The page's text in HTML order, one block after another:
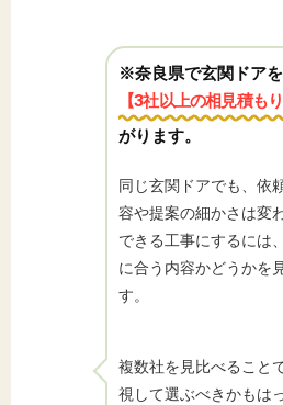
※奈良県で玄関ドアを
【3社以上の相見積もり
がります。
同じ玄関ドアでも、依
容や提案の細かさは変
できる工事にするには
に合う内容かどうかを
す。
複数社を見比べること
視して選ぶべきかもは